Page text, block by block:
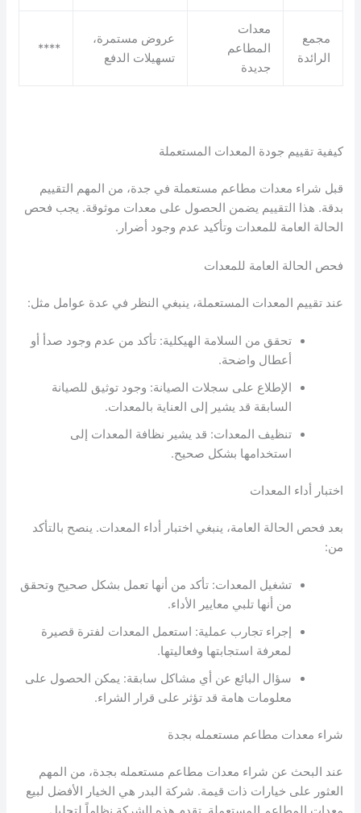
مجمع
الرائدة
معدات
المطاعم
جديدة
عروض مستمرة،
تسهيلات الدفع
****
كيفية تقييم جودة المعدات المستعملة
قبل شراء معدات مطاعم مستعملة في جدة، من المهم التقييم
بدقة. هذا التقييم يضمن الحصول على معدات موثوقة. يجب فحص
الحالة العامة للمعدات وتأكيد عدم وجود أضرار.
فحص الحالة العامة للمعدات
عند تقييم المعدات المستعملة، ينبغي النظر في عدة عوامل مثل:
تحقق من السلامة الهيكلية: تأكد من عدم وجود صدأ أو
أعطال واضحة.
الإطلاع على سجلات الصيانة: وجود توثيق للصيانة
السابقة قد يشير إلى العناية بالمعدات.
تنظيف المعدات: قد يشير نظافة المعدات إلى
استخدامها بشكل صحيح.
اختبار أداء المعدات
بعد فحص الحالة العامة، ينبغي اختبار أداء المعدات. ينصح بالتأكد
من:
تشغيل المعدات: تأكد من أنها تعمل بشكل صحيح وتحقق
من أنها تلبي معايير الأداء.
إجراء تجارب عملية: استعمل المعدات لفترة قصيرة
لمعرفة استجابتها وفعاليتها.
سؤال البائع عن أي مشاكل سابقة: يمكن الحصول على
معلومات هامة قد تؤثر على قرار الشراء.
شراء معدات مطاعم مستعمله بجدة
عند البحث عن شراء معدات مطاعم مستعمله بجدة، من المهم
العثور على خيارات ذات قيمة. شركة البدر هي الخيار الأفضل لبيع